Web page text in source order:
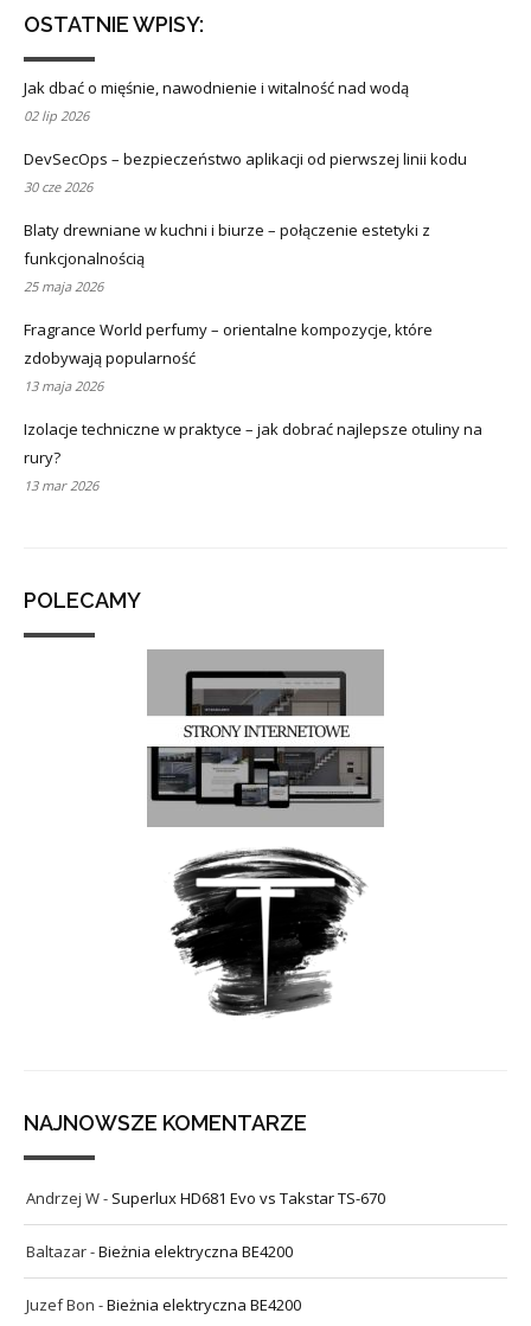
OSTATNIE WPISY:
Jak dbać o mięśnie, nawodnienie i witalność nad wodą
02 lip 2026
DevSecOps – bezpieczeństwo aplikacji od pierwszej linii kodu
30 cze 2026
Blaty drewniane w kuchni i biurze – połączenie estetyki z
funkcjonalnością
25 maja 2026
Fragrance World perfumy – orientalne kompozycje, które
zdobywają popularność
13 maja 2026
Izolacje techniczne w praktyce – jak dobrać najlepsze otuliny na
rury?
13 mar 2026
POLECAMY
NAJNOWSZE KOMENTARZE
Andrzej W- Superlux HD681 Evo vs Takstar TS-670
Baltazar-Bieżnia elektryczna BE4200
Juzef Bon -Bieżnia elektryczna BE4200